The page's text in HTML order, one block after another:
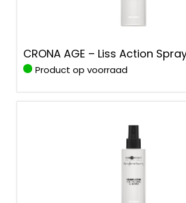
CRONA AGE – Liss Action
Product op voorraad